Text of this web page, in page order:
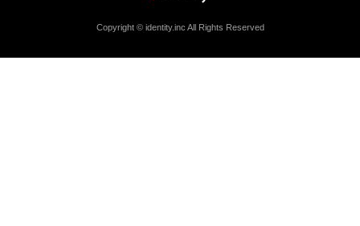
Copyright © identity.inc All Rights Reserved